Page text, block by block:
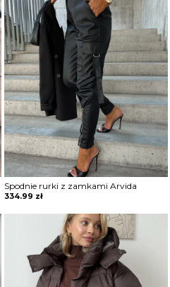
Spodnie rurki z zamkami Arvida
334.99 zł